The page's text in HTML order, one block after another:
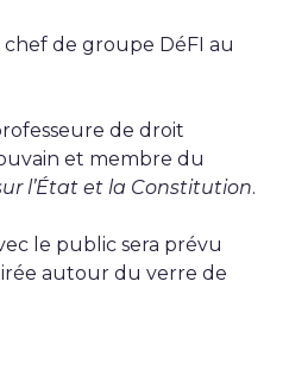
de groupe DéFI au
de droit
et membre du
l’État et la Constitution.
le public sera prévu
autour du verre de